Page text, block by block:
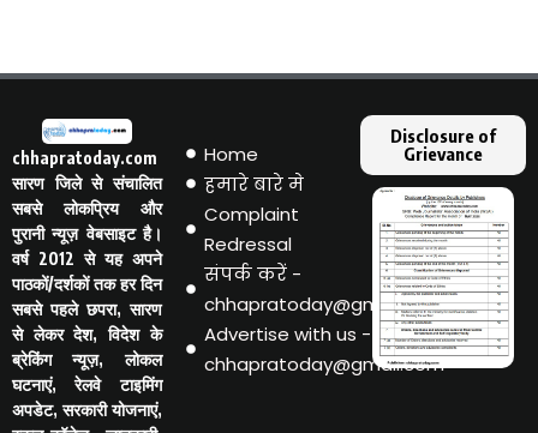
chhapratoday.com
सारण जिले से संचालित
सबसे लोकप्रिय और
पुरानी न्यूज़ वेबसाइट है।
वर्ष 2012 से यह अपने
पाठकों/दर्शकों तक हर दिन
सबसे पहले छपरा, सारण
से लेकर देश, विदेश के
ब्रेकिंग न्यूज़, लोकल
घटनाएं, रेलवे टाइमिंग
अपडेट, सरकारी योजनाएं,
Home
हमारे बारे मे
Complaint
Redressal
संपर्क करें -
chhapratoday@gmail.com
Advertise with us -
chhapratoday@gmail.com
Disclosure of
Grievance